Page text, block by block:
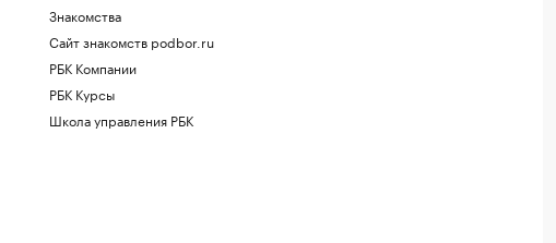
Знакомства
Сайт знакомств podbor.ru
РБК Компании
РБК Курсы
Школа управления РБК